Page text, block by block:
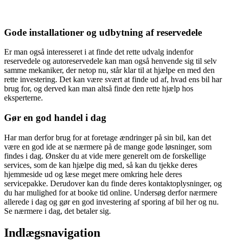
Gode installationer og udbytning af reservedele
Er man også interesseret i at finde det rette udvalg indenfor
reservedele og autoreservedele kan man også henvende sig til selv
samme mekaniker, der netop nu, står klar til at hjælpe en med den
rette investering. Det kan være svært at finde ud af, hvad ens bil har
brug for, og derved kan man altså finde den rette hjælp hos
eksperterne.
Gør en god handel i dag
Har man derfor brug for at foretage ændringer på sin bil, kan det
være en god ide at se nærmere på de mange gode løsninger, som
findes i dag. Ønsker du at vide mere generelt om de forskellige
services, som de kan hjælpe dig med, så kan du tjekke deres
hjemmeside ud og læse meget mere omkring hele deres
servicepakke. Derudover kan du finde deres kontaktoplysninger, og
du har mulighed for at booke tid online. Undersøg derfor nærmere
allerede i dag og gør en god investering af sporing af bil her og nu.
Se nærmere i dag, det betaler sig.
Indlægsnavigation